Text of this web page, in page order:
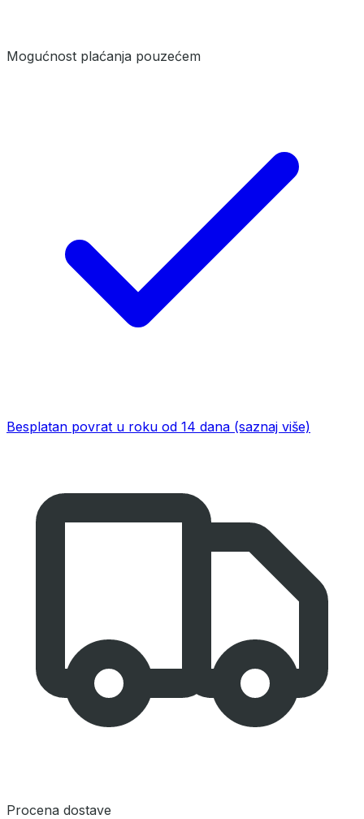
Mogućnost plaćanja pouzećem
Besplatan povrat u roku od 14 dana (saznaj više)
Procena dostave